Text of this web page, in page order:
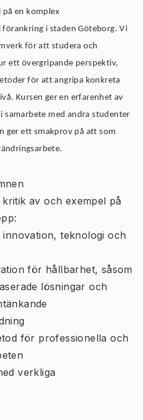
en komplex
förankring i staden Göteborg. Vi
för att studera och
ett övergripande perspektiv,
för att angripa konkreta
Kursen ger en erfarenhet av
med andra studenter
ger ett smakprov på att som
av och exempel på
teknologi och
för hållbarhet, såsom
lösningar och
för professionella och
verkliga